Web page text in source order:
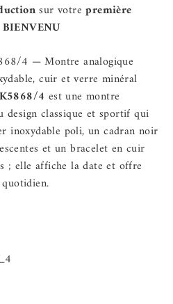
sur votrepremière
BIENVENU
4 — Montre analogique
cuir et verre minéral
K5868/4 est une montre
design classique et sportif qui
inoxydable poli, un cadran noir
et un bracelet en cuir
; elle affiche la date et offre